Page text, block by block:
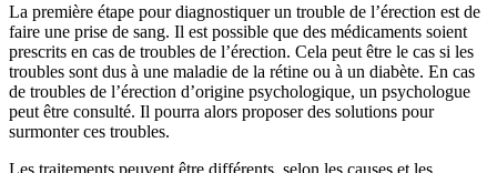
La première étape pour diagnostiquer un trouble de l’érection est de
faire une prise de sang. Il est possible que des médicaments soient
prescrits en cas de troubles de l’érection. Cela peut être le cas si les
troubles sont dus à une maladie de la rétine ou à un diabète. En cas
de troubles de l’érection d’origine psychologique, un psychologue
peut être consulté. Il pourra alors proposer des solutions pour
surmonter ces troubles.
Les traitements peuvent être différents, selon les causes et les